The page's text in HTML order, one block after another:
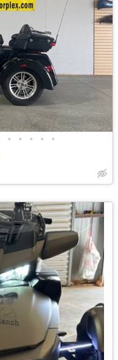
• • • • •